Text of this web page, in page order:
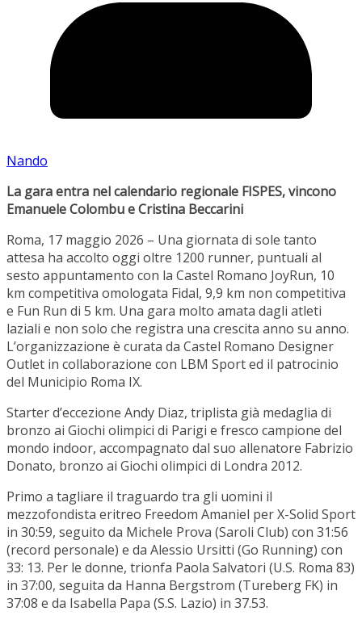
Nando
La gara entra nel calendario regionale FISPES, vincono
Emanuele Colombu e Cristina Beccarini
Roma, 17 maggio 2026 – Una giornata di sole tanto
attesa ha accolto oggi oltre 1200 runner, puntuali al
sesto appuntamento con la Castel Romano JoyRun, 10
km competitiva omologata Fidal, 9,9 km non competitiva
e Fun Run di 5 km. Una gara molto amata dagli atleti
laziali e non solo che registra una crescita anno su anno.
L’organizzazione è curata da Castel Romano Designer
Outlet in collaborazione con LBM Sport ed il patrocinio
del Municipio Roma IX.
Starter d’eccezione Andy Diaz, triplista già medaglia di
bronzo ai Giochi olimpici di Parigi e fresco campione del
mondo indoor, accompagnato dal suo allenatore Fabrizio
Donato, bronzo ai Giochi olimpici di Londra 2012.
Primo a tagliare il traguardo tra gli uomini il
mezzofondista eritreo Freedom Amaniel per X-Solid Sport
in 30:59, seguito da Michele Prova (Saroli Club) con 31:56
(record personale) e da Alessio Ursitti (Go Running) con
33: 13. Per le donne, trionfa Paola Salvatori (U.S. Roma 83)
in 37:00, seguita da Hanna Bergstrom (Tureberg FK) in
37:08 e da Isabella Papa (S.S. Lazio) in 37.53.